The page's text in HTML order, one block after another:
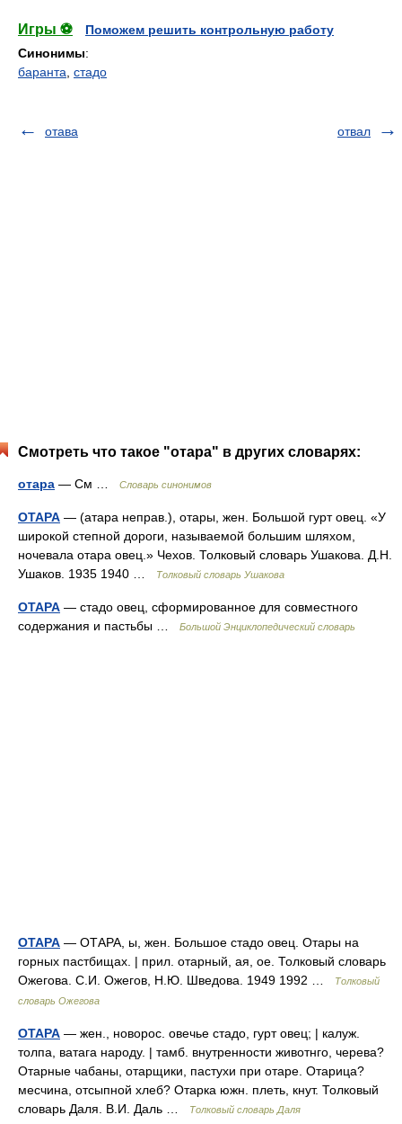
Игры ⚽
Поможем решить контрольную работу
Синонимы:
баранта стадо
отава отвал
Смотреть что такое "отара" в других словарях:
отара — См … Словарь синонимов
ОТАРА — (атара неправ.), отары, жен. Большой гурт овец. «У
широкой степной дороги, называемой большим шляхом,
ночевала отара овец.» Чехов. Толковый словарь Ушакова. Д.Н.
Ушаков. 1935 1940 …
Толковый словарь Ушакова
ОТАРА — стадо овец, сформированное для совместного
содержания и пастьбы …
Большой Энциклопедический словарь
ОТАРА — ОТАРА, ы, жен. Большое стадо овец. Отары на
горных пастбищах. | прил. отарный, ая, ое. Толковый словарь
Ожегова. С.И. Ожегов, Н.Ю. Шведова. 1949 1992 …
Толковый
словарь Ожегова
ОТАРА — жен., новорос. овечье стадо, гурт овец; | калуж.
толпа, ватага народу. | тамб. внутренности животнго, черева?
Отарные чабаны, отарщики, пастухи при отаре. Отарица?
месчина, отсыпной хлеб? Отарка южн. плеть, кнут. Толковый
словарь Даля. В.И. Даль …
Толковый словарь Даля